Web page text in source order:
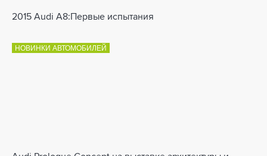
2015 Audi A8:Первые испытания
НОВИНКИ АВТОМОБИЛЕЙ